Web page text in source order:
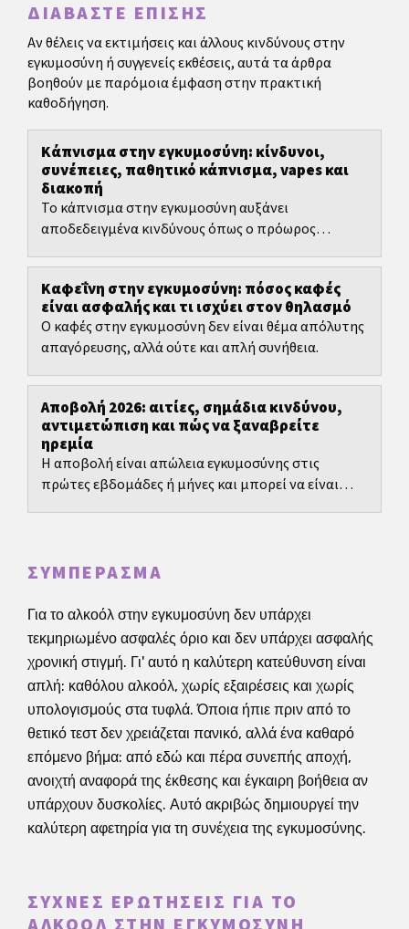
ΔΙΑΒΆΣΤΕ ΕΠΊΣΗΣ
Αν θέλεις να εκτιμήσεις και άλλους κινδύνους στην
εγκυμοσύνη ή συγγενείς εκθέσεις, αυτά τα άρθρα
βοηθούν με παρόμοια έμφαση στην πρακτική
καθοδήγηση.
Κάπνισμα στην εγκυμοσύνη: κίνδυνοι,
συνέπειες, παθητικό κάπνισμα, vapes και
διακοπή
Το κάπνισμα στην εγκυμοσύνη αυξάνει
αποδεδειγμένα κινδύνους όπως ο πρόωρος
Καφεΐνη στην εγκυμοσύνη: πόσος καφές
είναι ασφαλής και τι ισχύει στον θηλασμό
Ο καφές στην εγκυμοσύνη δεν είναι θέμα απόλυτης
απαγόρευσης, αλλά ούτε και απλή συνήθεια.
Αποβολή 2026: αιτίες, σημάδια κινδύνου,
αντιμετώπιση και πώς να ξαναβρείτε
ηρεμία
Η αποβολή είναι απώλεια εγκυμοσύνης στις
πρώτες εβδομάδες ή μήνες και μπορεί να είναι
ΣΥΜΠΈΡΑΣΜΑ
Για το αλκοόλ στην εγκυμοσύνη δεν υπάρχει
τεκμηριωμένο ασφαλές όριο και δεν υπάρχει ασφαλής
χρονική στιγμή. Γι' αυτό η καλύτερη κατεύθυνση είναι
απλή: καθόλου αλκοόλ, χωρίς εξαιρέσεις και χωρίς
υπολογισμούς στα τυφλά. Όποια ήπιε πριν από το
θετικό τεστ δεν χρειάζεται πανικό, αλλά ένα καθαρό
επόμενο βήμα: από εδώ και πέρα συνεπής αποχή,
ανοιχτή αναφορά της έκθεσης και έγκαιρη βοήθεια αν
υπάρχουν δυσκολίες. Αυτό ακριβώς δημιουργεί την
καλύτερη αφετηρία για τη συνέχεια της εγκυμοσύνης.
ΣΥΧΝΈΣ ΕΡΩΤΉΣΕΙΣ ΓΙΑ ΤΟ